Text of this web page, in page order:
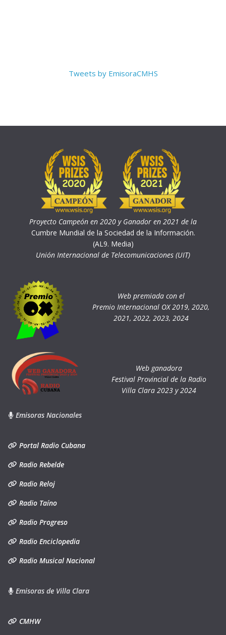
Tweets by EmisoraCMHS
Proyecto Campeón en 2020 y Ganador en 2021 de la
Cumbre Mundial de la Sociedad de la Información.
(AL9. Media)
Unión Internacional de Telecomunicaciones (UIT)
Web premiada con el
Premio Internacional OX 2019, 2020,
2021, 2022, 2023, 2024
Web ganadora
Festival Provincial de la Radio
Villa Clara 2023 y 2024
Emisoras Nacionales
Portal Radio Cubana
Radio Rebelde
Radio Reloj
Radio Taíno
Radio Progreso
Radio Enciclopedia
Radio Musical Nacional
Emisoras de Villa Clara
CMHW